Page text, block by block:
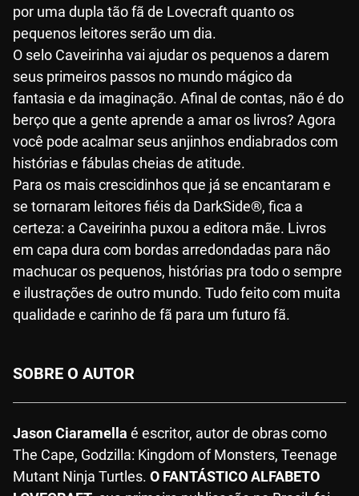
por uma dupla tão fã de Lovecraft quanto os
pequenos leitores serão um dia.
O selo Caveirinha vai ajudar os pequenos a darem
seus primeiros passos no mundo mágico da
fantasia e da imaginação. Afinal de contas, não é do
berço que a gente aprende a amar os livros? Agora
você pode acalmar seus anjinhos endiabrados com
histórias e fábulas cheias de atitude.
Para os mais crescidinhos que já se encantaram e
se tornaram leitores fiéis da DarkSide®, fica a
certeza: a Caveirinha puxou a editora mãe. Livros
em capa dura com bordas arredondadas para não
machucar os pequenos, histórias pra todo o sempre
e ilustrações de outro mundo. Tudo feito com muita
qualidade e carinho de fã para um futuro fã.
SOBRE O AUTOR
Jason Ciaramella é escritor, autor de obras como
The Cape, Godzilla: Kingdom of Monsters, Teenage
Mutant Ninja Turtles. O FANTÁSTICO ALFABETO